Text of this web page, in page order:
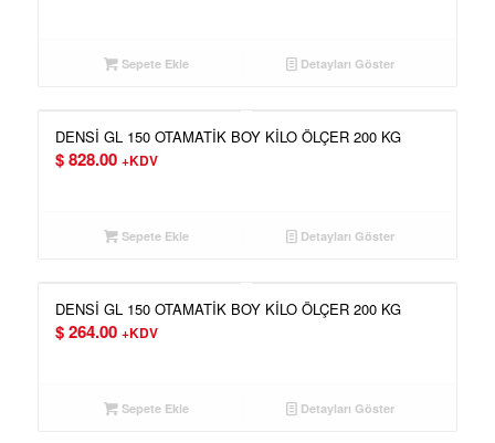
Sepete Ekle Detayları Göster
DENSİ GL 150 OTAMATİK BOY KİLO ÖLÇER 200 KG
$828.00 +KDV
Sepete Ekle Detayları Göster
DENSİ GL 150 OTAMATİK BOY KİLO ÖLÇER 200 KG
$264.00 +KDV
Sepete Ekle Detayları Göster